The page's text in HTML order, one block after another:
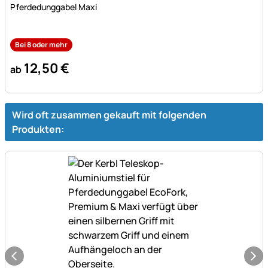
Pferdedunggabel Maxi
Bei 8 oder mehr
ab 12,50€
Wird oft zusammen gekauft mit folgenden
Produkten: